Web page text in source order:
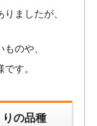
ましたが、
のや、
す。
の品種